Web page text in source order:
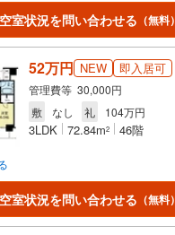
空室状況を問い合わせる （無料）
52万円 NEW 即入居可
管理費等 30,000円
敷
なし 礼 104万円
3LDK 72.84m2 46階
空室状況を問い合わせる （無料）